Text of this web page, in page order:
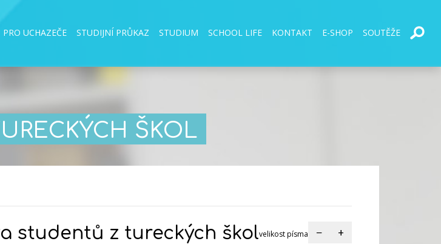
PRO UCHAZEČE STUDIJNÍ PRŮKAZ STUDIUM SCHOOL LIFE KONTAKT E-SHOP SOUTĚŽE
ŠKOL
studentů z tureckých školvelikost písma − +